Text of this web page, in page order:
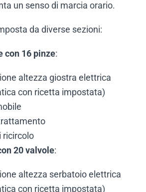
un senso di marcia orario.
da diverse sezioni:
con 16 pinze:
altezza giostra elettrica
con ricetta impostata)
ricircolo
20 valvole:
altezza serbatoio elettrica
con ricetta impostata)